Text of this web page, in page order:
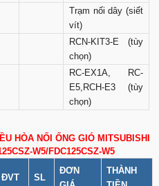
Trạm nối dây (siết
vít)
RCN-KIT3-E (tùy
chọn)
RC-EX1A, RC-
E5,RCH-E3 (tùy
chọn)
HÒA NỐI ỐNG GIÓ MITSUBISHI
W5/FDC125CSZ-W5
ĐVT SL
ĐƠN
THÀNH